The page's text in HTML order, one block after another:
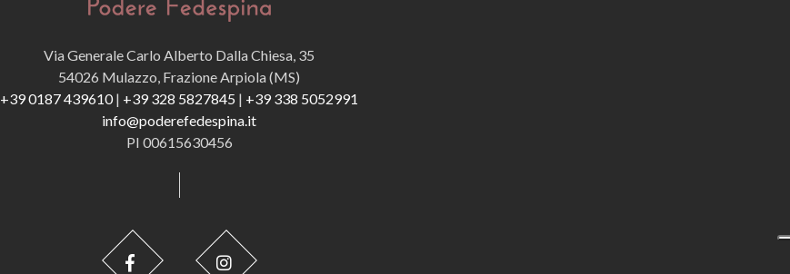
Via Generale Carlo Alberto Dalla Chiesa, 35
54026 Mulazzo, Frazione Arpiola (MS)
+39 0187 439610| +39 328 5827845 | +39 338 5052991
info@poderefedespina.it
PI 00615630456